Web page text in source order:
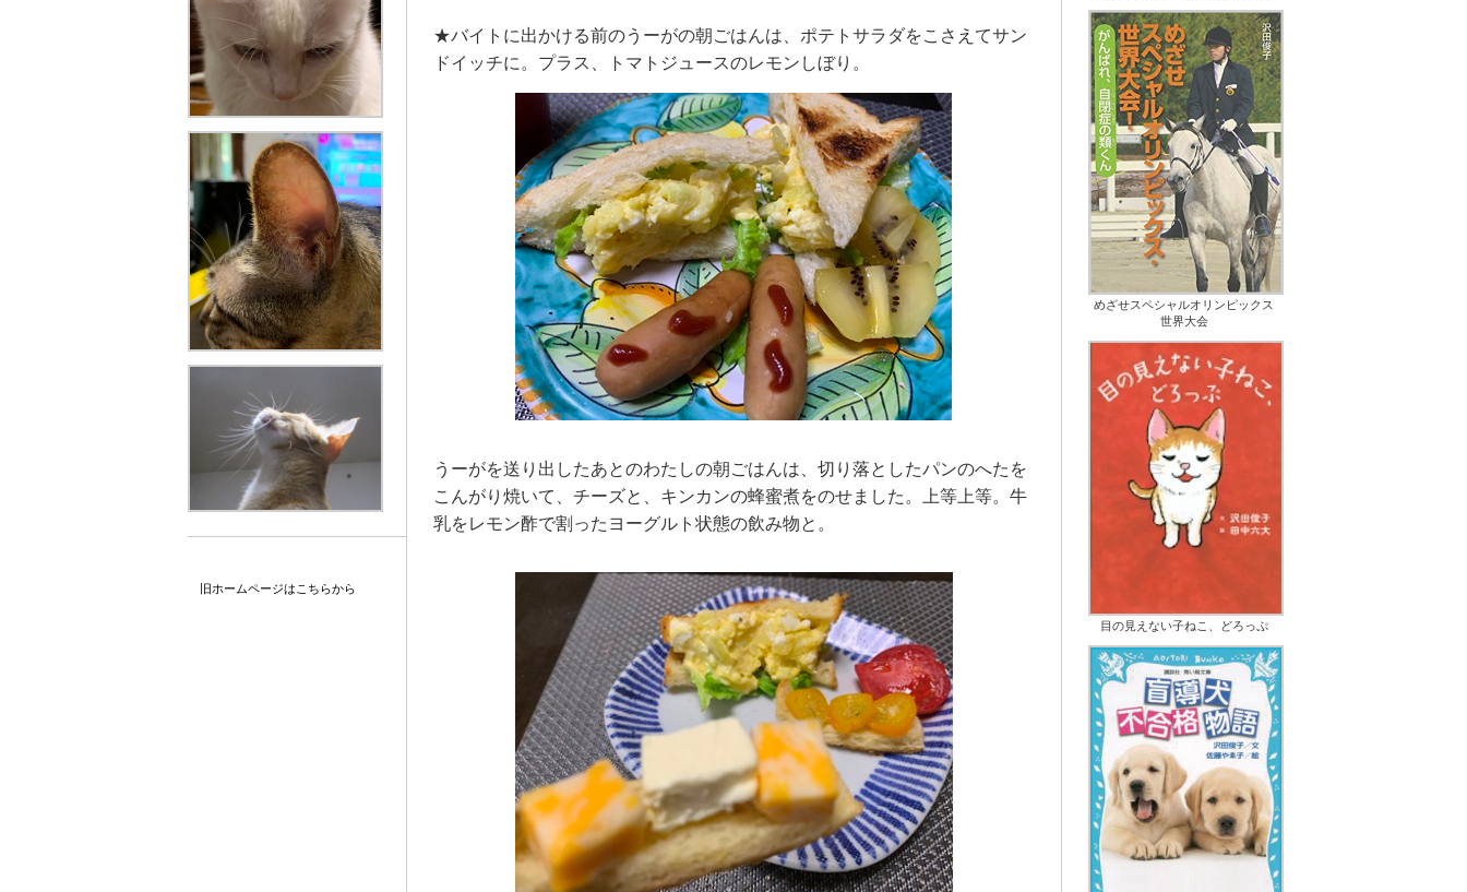
★バイトに出かける前のうーがの朝ごはんは、ポテトサラダをこさえてサン
ドイッチに。プラス、トマトジュースのレモンしぼり。
うーがを送り出したあとのわたしの朝ごはんは、切り落としたパンのへたを
こんがり焼いて、チーズと、キンカンの蜂蜜煮をのせました。上等上等。牛
乳をレモン酢で割ったヨーグルト状態の飲み物と。
旧ホームページはこちらから
めざせスペシャルオリンピックス
世界大会
目の見えない子ねこ、どろっぷ